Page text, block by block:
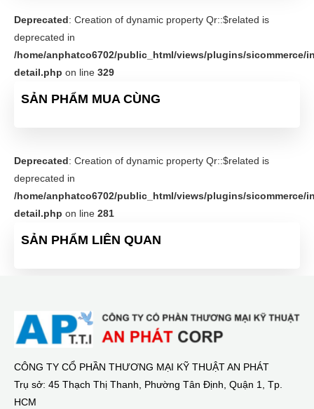
Deprecated: Creation of dynamic property Qr::$related is
deprecated in
/home/anphatco6702/public_html/views/plugins/sicommerce/
detail.php on line 329
SẢN PHẨM MUA CÙNG
Deprecated: Creation of dynamic property Qr::$related is
deprecated in
/home/anphatco6702/public_html/views/plugins/sicommerce/
detail.php on line 281
SẢN PHẨM LIÊN QUAN
CÔNG TY CỔ PHẦN THƯƠNG MẠI KỸ THUẬT AN PHÁT
Trụ sở: 45 Thạch Thị Thanh, Phường Tân Định, Quận 1, Tp.
HCM